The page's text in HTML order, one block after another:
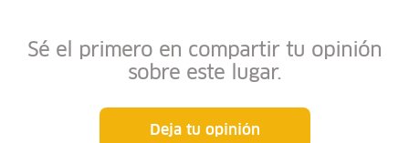
Sé el primero en compartir tu opinión
sobre este lugar.
Deja tu opinión